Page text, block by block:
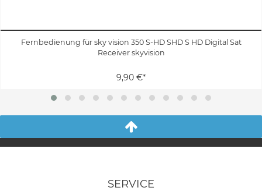
Fernbedienung für sky vision 350 S-HD SHD S HD Digital Sat
Receiver skyvision
9,90 €*
SERVICE